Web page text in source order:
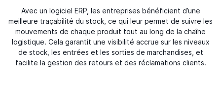
Avec un logiciel ERP, les entreprises bénéficient d’une
meilleure traçabilité du stock, ce qui leur permet de suivre les
mouvements de chaque produit tout au long de la chaîne
logistique. Cela garantit une visibilité accrue sur les niveaux
de stock, les entrées et les sorties de marchandises, et
facilite la gestion des retours et des réclamations clients.